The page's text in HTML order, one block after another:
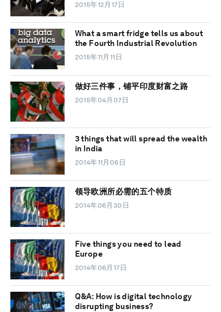
2015年12月17日
What a smart fridge tells us about
the Fourth Industrial Revolution
2015年11月11日
做好三件事，铺平印度财富之路
2015年04月07日
3 things that will spread the wealth
in India
2014年11月06日
领导欧洲所必需的五个特质
2014年06月30日
Five things you need to lead
Europe
2014年06月17日
Q&A: How is digital technology
disrupting business?